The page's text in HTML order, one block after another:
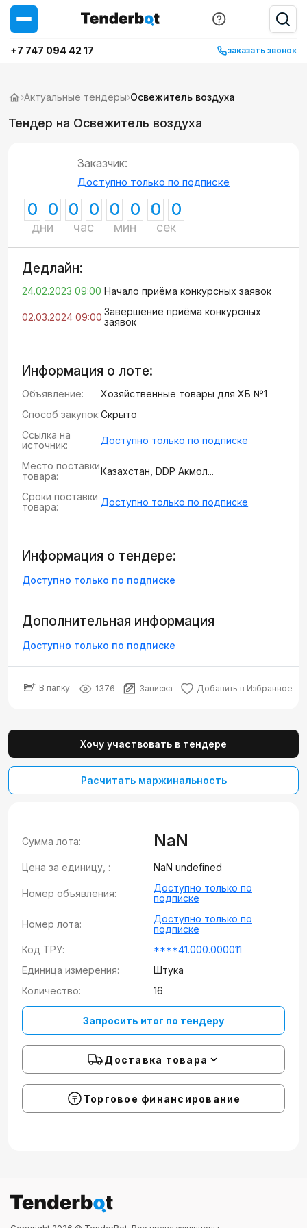
+7 747 094 42 17 заказать звонок
›Актуальные тендеры›Освежитель воздуха
Тендер на Освежитель воздуха
Заказчик:
Доступно только по подписке
0 0
дни
0 0
час
0 0
мин
0 0
сек
Дедлайн:
24.02.2023 09:00 Начало приёма конкурсных заявок
02.03.2024 09:00 Завершение приёма конкурсных
заявок
Информация о лоте:
Объявление:
Хозяйственные товары для ХБ №1
Способ закупок:Скрыто
Ссылка на
источник:
Доступно только по подписке
Место поставки
товара:
Казахстан, DDP Акмол...
Сроки поставки
товара:
Доступно только по подписке
Информация о тендере:
Доступно только по подписке
Дополнительная информация
Доступно только по подписке
В папку 1376 Записка Добавить в Избранное
Хочу участвовать в тендере
Расчитать маржинальность
Сумма лота: NaN
Цена за единицу, : NaN undefined
Номер объявления:
Доступно только по
подписке
Номер лота:
Доступно только по
подписке
Код ТРУ:
****41.000.000011
Единица измерения:
Штука
Количество:
16
Запросить итог по тендеру
Доставка товара
Торговое финансирование